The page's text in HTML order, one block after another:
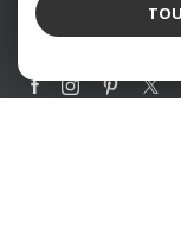
Restons